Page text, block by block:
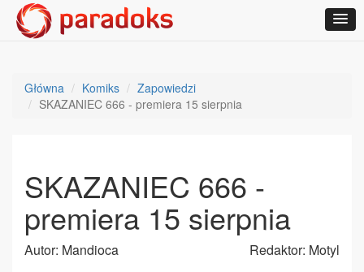
Główna Komiks
Zapowiedzi
SKAZANIEC 666 - premiera 15 sierpnia
SKAZANIEC 666 -
premiera 15 sierpnia
Autor: Mandioca Redaktor: Motyl